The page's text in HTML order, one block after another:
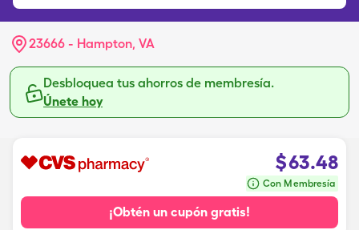
23666 - Hampton, VA
Desbloquea tus ahorros de membresía.
Únete hoy
$63.48
Con Membresía
¡Obtén un cupón gratis!